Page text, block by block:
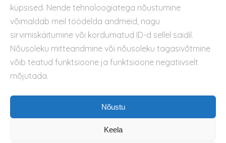
küpsised. Nende tehnoloogiatega nõustumine
võimaldab meil töödelda andmeid, nagu
sirvimiskäitumine või kordumatud ID-d sellel saidil.
Nõusoleku mitteandmine või nõusoleku tagasivõtmine
võib teatud funktsioone ja funktsioone negatiivselt
mõjutada.
Nõustu
Keela
Küpsiste kasutamise poliitika